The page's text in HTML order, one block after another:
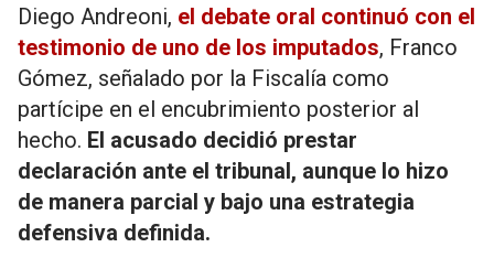
Diego Andreoni, el debate oral continuó con el
testimonio de uno de los imputados, Franco
Gómez, señalado por la Fiscalía como
partícipe en el encubrimiento posterior al
hecho. El acusado decidió prestar
declaración ante el tribunal, aunque lo hizo
de manera parcial y bajo una estrategia
defensiva definida.